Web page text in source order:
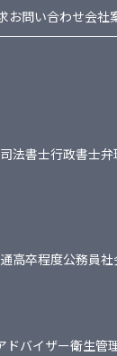
お問い合わせ会社
司法書士行政書士弁
高卒程度公務員社
ドバイザー衛生管